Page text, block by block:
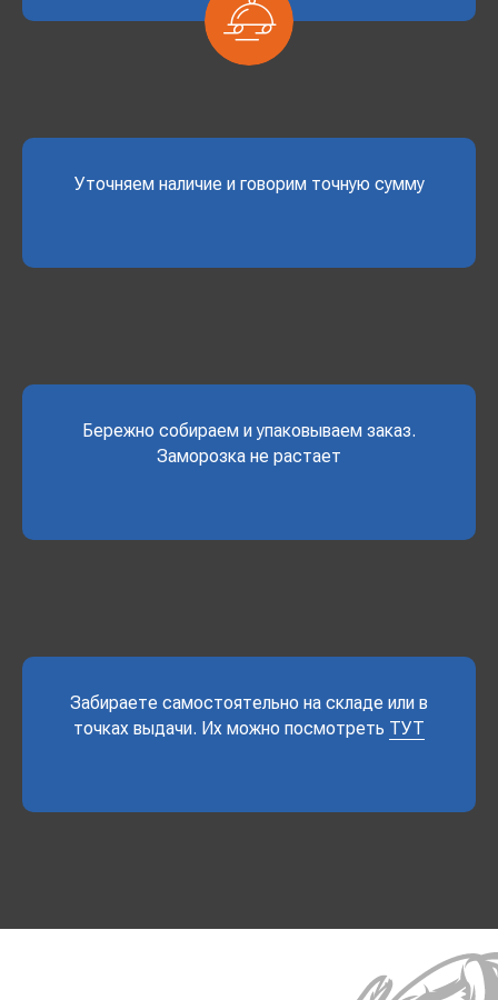
Уточняем наличие и говорим точную сумму
Бережно собираем и упаковываем заказ.
Заморозка не растает
Забираете самостоятельно на складе или в
точках выдачи. Их можно посмотреть ТУТ